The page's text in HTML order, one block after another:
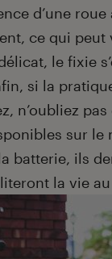
d’une
ce qui
le fixie
si la
n’oubliez
sur le
batterie, ils
la vie